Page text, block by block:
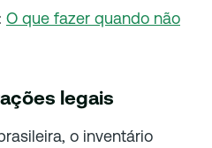
O que fazer quando não
legais
o inventário